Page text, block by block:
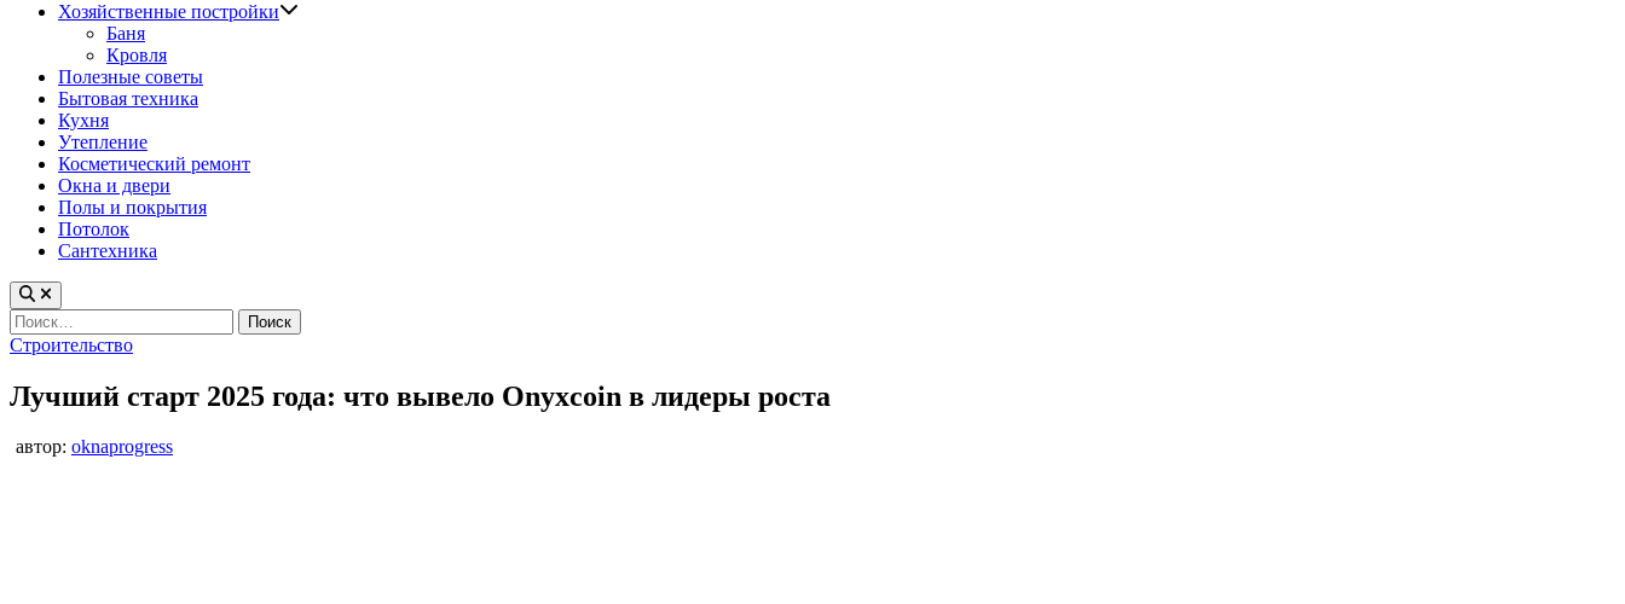
Хозяйственные постройки
Баня
Кровля
Полезные советы
Бытовая техника
Кухня
Утепление
Косметический ремонт
Окна и двери
Полы и покрытия
Потолок
Сантехника
Найти:
Опубликовано
Строительство
Лучший старт 2025 года: что вывело Onyxcoin в лидеры роста
автор: oknaprogress